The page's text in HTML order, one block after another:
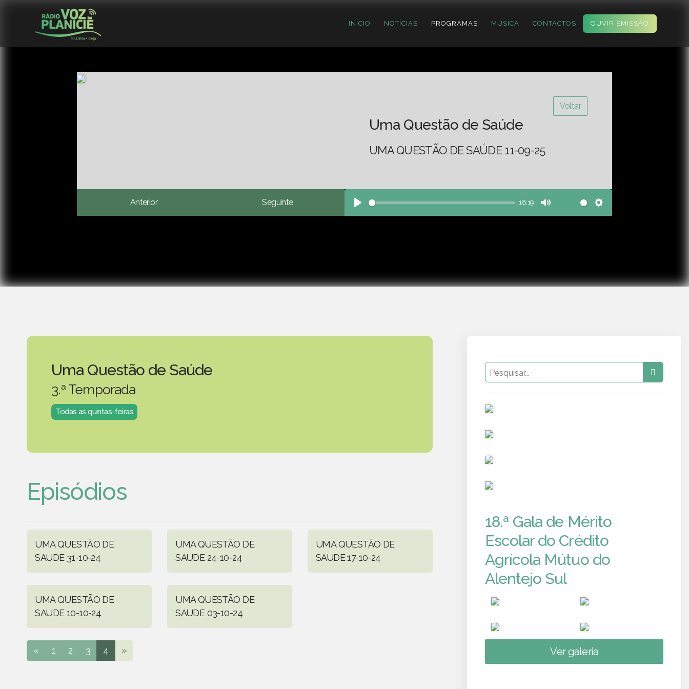
INÍCIO NOTÍCIAS PROGRAMAS MÚSICA CONTACTOS OUVIR EMISSÃO
Voltar
Uma Questão de Saúde
UMA QUESTÃO DE SAÚDE 11-09-25
Anterior Seguinte
Play
18:19
Mute Settings
Uma Questão de Saúde
3.ª Temporada
Todas as quintas-feiras
Episódios
UMA QUESTÃO DE
SAUDE 31-10-24
UMA QUESTÃO DE
SAUDE 24-10-24
UMA QUESTÃO DE
SAUDE 17-10-24
UMA QUESTÃO DE
SAUDE 10-10-24
UMA QUESTÃO DE
SAUDE 03-10-24
« 1 2 3 4 »
18.ª Gala de Mérito
Escolar do Crédito
Agrícola Mútuo do
Alentejo Sul
Ver galeria